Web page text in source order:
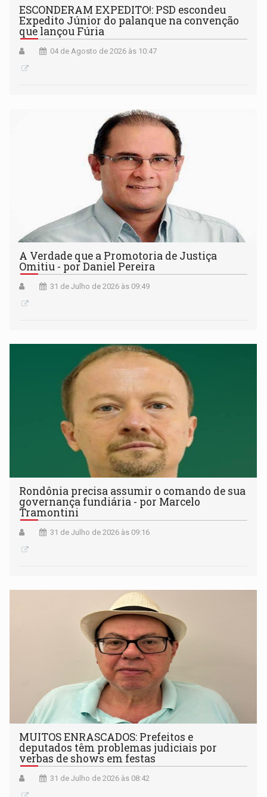
ESCONDERAM EXPEDITO!: PSD escondeu
Expedito Júnior do palanque na convenção
que lançou Fúria
04 de Agosto de 2026 às 10:47
A Verdade que a Promotoria de Justiça
Omitiu - por Daniel Pereira
31 de Julho de 2026 às 09:49
Rondônia precisa assumir o comando de sua
governança fundiária - por Marcelo
Tramontini
31 de Julho de 2026 às 09:16
MUITOS ENRASCADOS: Prefeitos e
deputados têm problemas judiciais por
verbas de shows em festas
31 de Julho de 2026 às 08:42